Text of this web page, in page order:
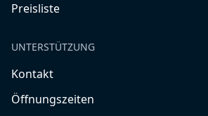
Preisliste
UNTERSTÜTZUNG
Kontakt
Öffnungszeiten